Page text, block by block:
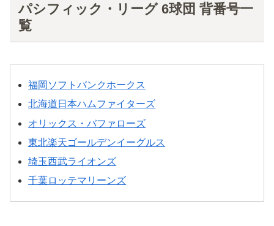
パシフィック・リーグ 6球団 背番号一
覧
福岡ソフトバンクホークス
北海道日本ハムファイターズ
オリックス・バファローズ
東北楽天ゴールデンイーグルス
埼玉西武ライオンズ
千葉ロッテマリーンズ